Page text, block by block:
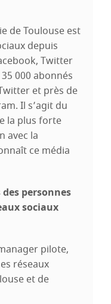
de Toulouse est
depuis
Twitter
000 abonnés
et près de
Il s’agit du
la plus forte
avec la
ce média
personnes
sociaux
pilote,
réseaux
et de